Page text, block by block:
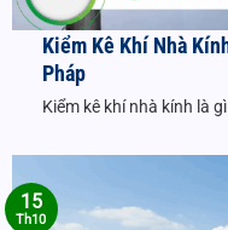
Kiểm Kê Khí Nhà
Pháp
Kiểm kê khí nhà kính là
15
Th10